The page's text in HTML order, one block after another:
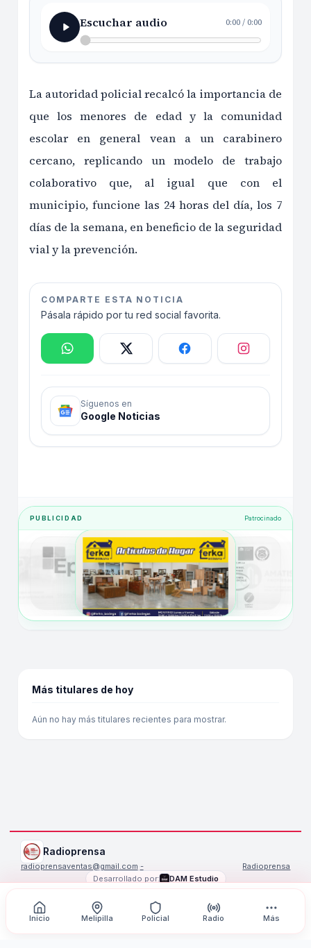
Escuchar audio 0:00/0:00
La autoridad policial recalcó la importancia de
que los menores de edad y la comunidad
escolar en general vean a un carabinero
cercano, replicando un modelo de trabajo
colaborativo que, al igual que con el
municipio, funcione las 24 horas del día, los 7
días de la semana, en beneficio de la seguridad
vial y la prevención.
COMPARTE ESTA NOTICIA
Pásala rápido por tu red social favorita.
Síguenos en
Google Noticias
PUBLICIDAD Patrocinado
Más titulares de hoy
Aún no hay más titulares recientes para mostrar.
Radioprensa
radioprensaventas@gmail.com·-
Radioprensa
Desarrollado por:
DAM Estudio
2026 Radioprensa . Todos los derechos reservados.
Inicio
Melipilla Policial Radio Más